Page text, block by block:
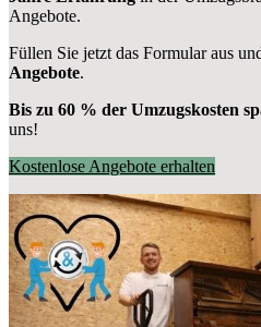
Angebote.
Füllen Sie jetzt das Formular aus
Angebote.
Bis zu 60 % der Umzugskosten
uns!
Kostenlose Angebote erhalten